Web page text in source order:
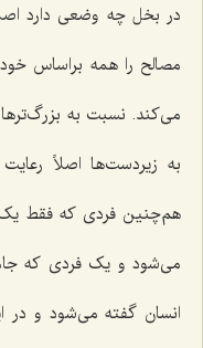
در بخل چه وضعى دارد
مصالح را همه براساس
می‌کند. نسبت به بزرگ‌ترها
به زیردست‌ها اصلاً
هم‌چنین فردى که فقط
مى‌شود و یک فردى که
انسان گفته مى‌شود و در